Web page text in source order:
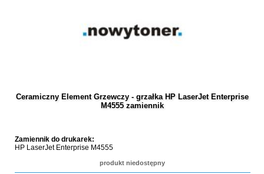
Ceramiczny Element Grzewczy - grzałka HP LaserJet Enterprise
M4555 zamiennik
Zamiennik do drukarek:
HP LaserJet Enterprise M4555
produkt niedostępny